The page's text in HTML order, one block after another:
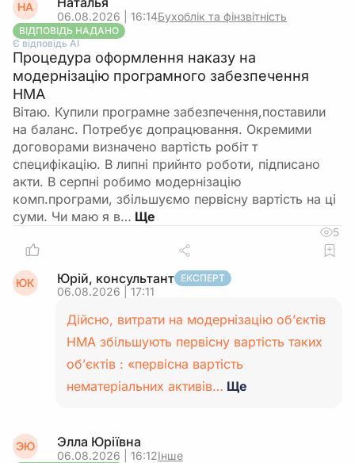
НА
06.08.2026 | 16:14Бухоблік та фінзвітність
ВІДПОВІДЬ НАДАНО
Є відповідь АІ
Процедура оформлення наказу на
модернізацію програмного забезпечення
НМА
Вітаю. Купили програмне забезпечення,поставили
на баланс. Потребує допрацювання. Окремими
договорами визначено вартість робіт т
специфікацію. В липні прийнто роботи, підписано
акти. В серпні робимо модернізацію
комп.програми, збільшуємо первісну вартість на ці
суми. Чи маю я в…
5
ЮК Юрій, консультант ЕКСПЕРТ
06.08.2026 | 17:11
Дійсно, витрати на модернізацію об’єктів
НМА збільшують первісну вартість таких
об’єктів : «первісна вартість
нематеріальних активів… Ще
ЭЮ Элла Юріївна
06.08.2026 | 16:12Інше